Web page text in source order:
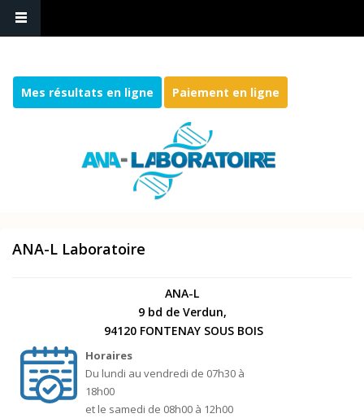
Mes résultats en ligne Paiement en ligne
ANA-L Laboratoire
ANA-L
9 bd de Verdun,
94120 FONTENAY SOUS BOIS
Horaires
Du lundi au vendredi de 07h30 à
18h00
et le samedi de 08h00 à 12h00